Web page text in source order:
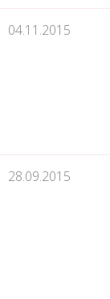
04.11.2015
28.09.2015